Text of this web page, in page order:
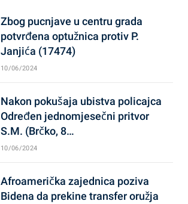
Zbog pucnjave u centru grada
potvrđena optužnica protiv P.
Janjića (17474)
10/06/2024
Nakon pokušaja ubistva policajca
Određen jednomjesečni pritvor
S.M. (Brčko, 8…
10/06/2024
Afroamerička zajednica poziva
Bidena da prekine transfer oružja